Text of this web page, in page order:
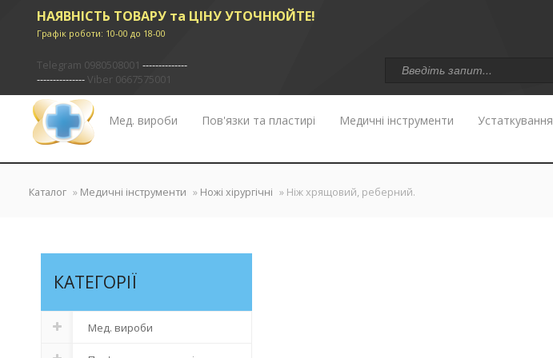
НАЯВНІСТЬ ТОВАРУ та ЦІНУ УТОЧНЮЙТЕ!
Графік роботи: 10-00 до 18-00
Telegram 0980508001 --------------
---------------Viber 0667575001
Мед. вироби Пов'язки та пластирі Медичні інструменти Устаткування
Каталог » Медичні інструменти » Ножі хірургічні » Ніж хрящовий, реберний.
КАТЕГОРІЇ
Мед. вироби